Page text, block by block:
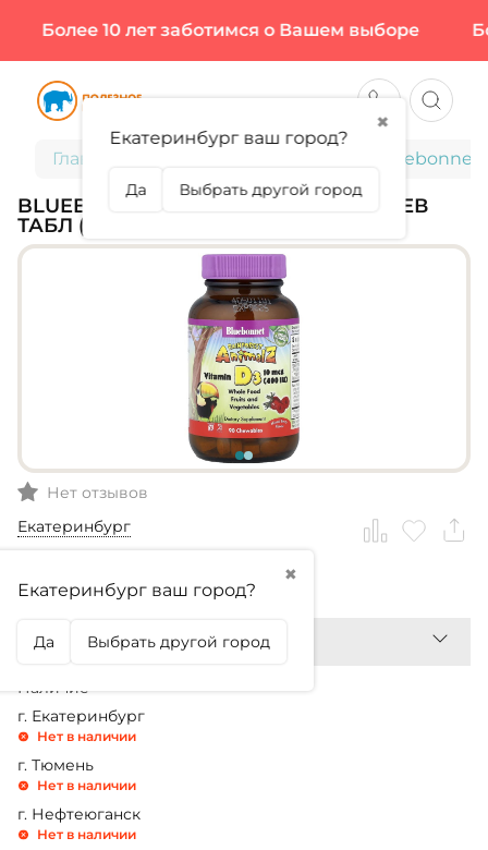
Более 10 лет заботимся о Вашем выборе
Главная
BLUEBONNET, ANIMAL KIDS D3, 90 ЖЕВ
ТАБЛ (90 ПОРЦИЙ)
Нет отзывов
Екатеринбург
✖
Екатеринбург ваш город?
Да Выбрать другой город
1 680,99₽
Наличие
г. Екатеринбург
Нет в наличии
г. Тюмень
Нет в наличии
г. Нефтеюганск
Нет в наличии
✖
Екатеринбург ваш город?
Да Выбрать другой город